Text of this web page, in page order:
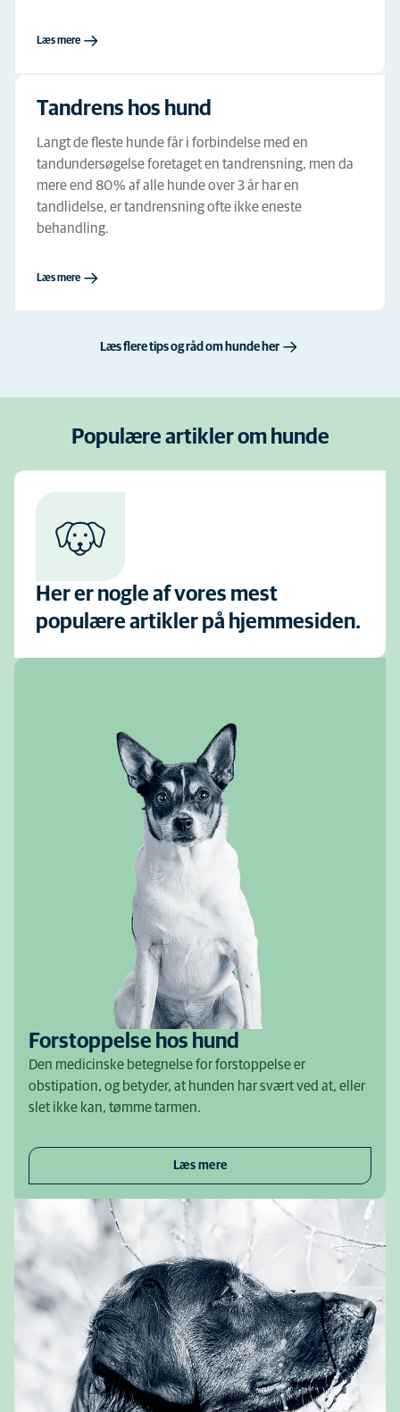
Læs mere
Tandrens hos hund
Langt de fleste hunde får i forbindelse med en
tandundersøgelse foretaget en tandrensning, men da
mere end 80 % af alle hunde over 3 år har en
tandlidelse, er tandrensning ofte ikke eneste
behandling.
Læs mere
Læs flere tips og råd om hunde her
Populære artikler om hunde
Her er nogle af vores mest
populære artikler på hjemmesiden.
Forstoppelse hos hund
Den medicinske betegnelse for forstoppelse er
obstipation, og betyder, at hunden har svært ved at, eller
slet ikke kan, tømme tarmen.
Læs mere